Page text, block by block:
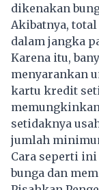
dikenakan
Akibatnya,
dalam jangka
Karena itu,
menyarankan
kartu kredit
setidaknya
jumlah
Cara seperti
bunga dan